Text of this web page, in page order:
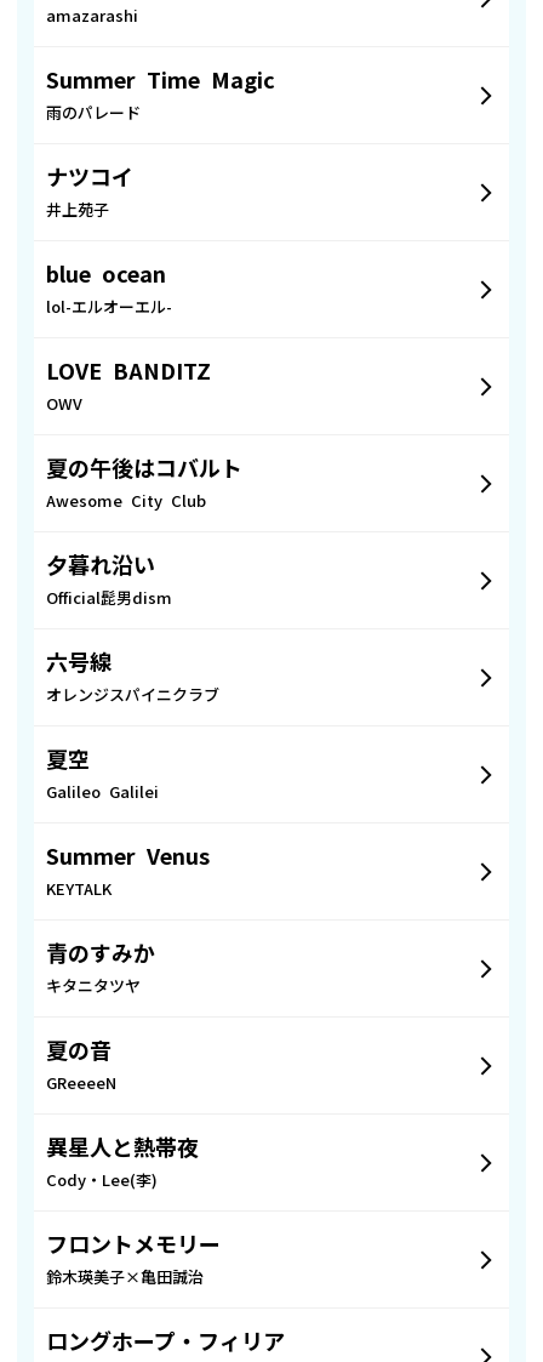
amazarashi
Summer Time Magic
雨のパレード
ナツコイ
井上苑子
blue ocean
lol-エルオーエル-
LOVE BANDITZ
OWV
夏の午後はコバルト
Awesome City Club
夕暮れ沿い
Official髭男dism
六号線
オレンジスパイニクラブ
夏空
Galileo Galilei
Summer Venus
KEYTALK
青のすみか
キタニタツヤ
夏の音
GReeeeN
異星人と熱帯夜
Cody・Lee(李)
フロントメモリー
鈴木瑛美子×亀田誠治
ロングホープ・フィリア